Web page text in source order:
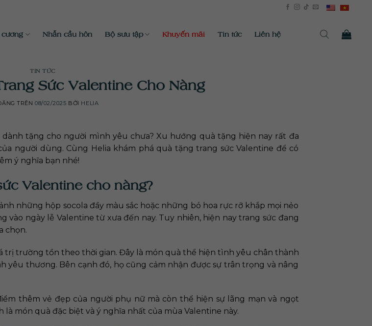
Nhẫn cầu hôn Bộ sưu tập Khuyến mãi Tin tức Liên hệ
TIN TỨC
Sức Valentine Cho Nàng
TRÊN08/02/2025 BỞI HELIA
tặng cho người mình yêu chưa? Xu hướng quà tặng hiện nay rất đa
người dùng. Cùng Helia khám phá quà tặng trang sức Valentine để có
ý nghĩa bạn nhé!
Valentine cho nàng?
những hộp socola đầy màu sắc hoặc những bó hoa rực rỡ khắp mọi nẻo
ngày lễ Valentine từ xưa đến nay. Tuy nhiên, hiện nay trang sức đang
chọn.
trị trường tồn theo thời gian. Đây là món quà thể hiện tình yêu chân thành
yêu thương. Bên cạnh đó, họ cũng cảm nhận được sự trân trọng và nâng
thêm vẻ đẹp của người phụ nữ mà còn thể hiện sự lãng mạn và ngọt
món quà đặc biệt và ý nghĩa nhất của mùa Valentine này.